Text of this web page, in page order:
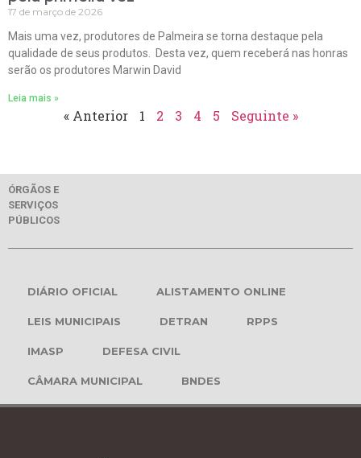
17 de março de 2026
Mais uma vez, produtores de Palmeira se torna destaque pela
qualidade de seus produtos. Desta vez, quem receberá nas honras
serão os produtores Marwin David
Leia mais »
« Anterior 1 2 3 4 5 Seguinte »
ÓRGÃOS E
SERVIÇOS
PÚBLICOS
DIÁRIO OFICIAL ALISTAMENTO ONLINE
LEIS MUNICIPAIS DETRAN RPPS
IMASP DEFESA CIVIL
CÂMARA MUNICIPAL BNDES